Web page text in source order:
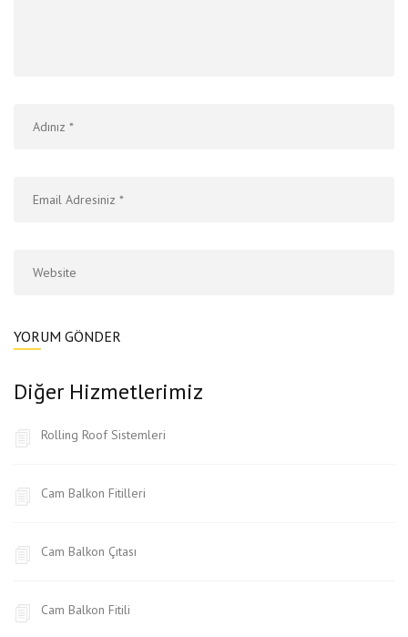
Diğer Hizmetlerimiz
Rolling Roof Sistemleri
Cam Balkon Fitilleri
Cam Balkon Çıtası
Cam Balkon Fitili